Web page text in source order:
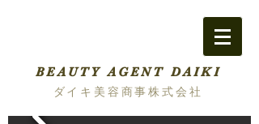
BEAUTY AGENT DAIKI
ダイキ美容商事株式会社